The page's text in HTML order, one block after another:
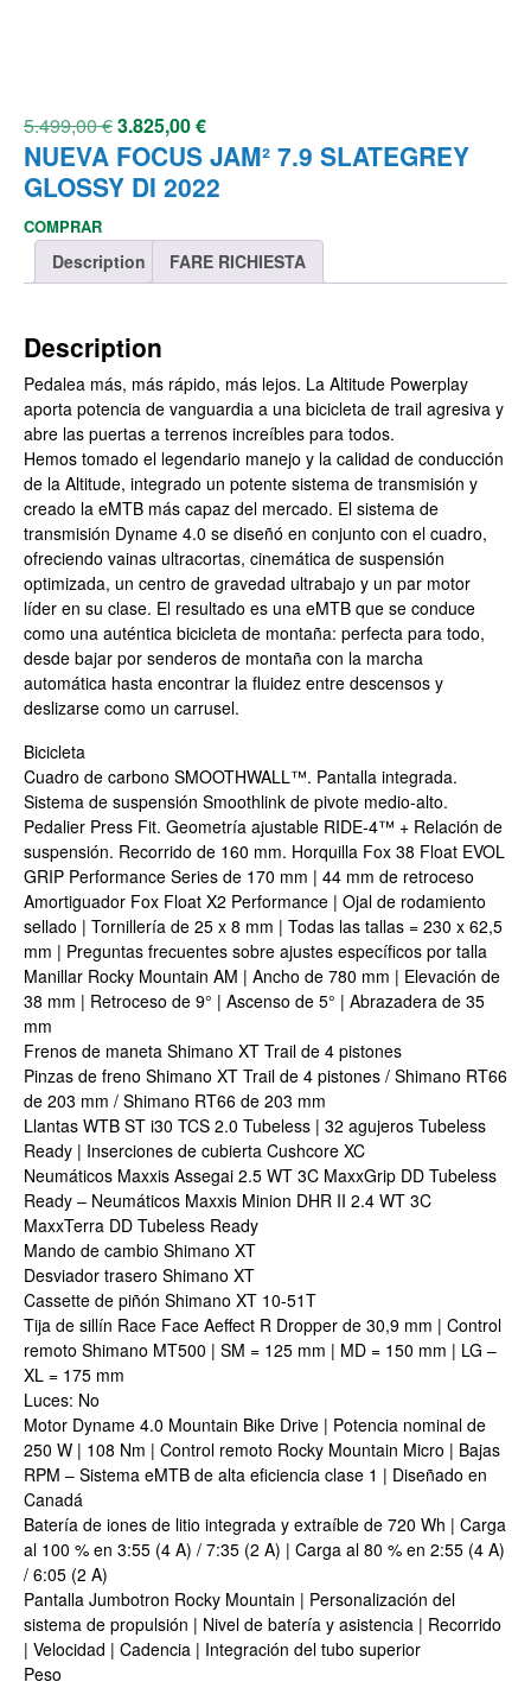
5.499,00€3.825,00€
NUEVA FOCUS JAM² 7.9 SLATEGREY
GLOSSY DI 2022
COMPRAR
Description FARE RICHIESTA
Description
Pedalea más, más rápido, más lejos. La Altitude Powerplay
aporta potencia de vanguardia a una bicicleta de trail agresiva y
abre las puertas a terrenos increíbles para todos.
Hemos tomado el legendario manejo y la calidad de conducción
de la Altitude, integrado un potente sistema de transmisión y
creado la eMTB más capaz del mercado. El sistema de
transmisión Dyname 4.0 se diseñó en conjunto con el cuadro,
ofreciendo vainas ultracortas, cinemática de suspensión
optimizada, un centro de gravedad ultrabajo y un par motor
líder en su clase. El resultado es una eMTB que se conduce
como una auténtica bicicleta de montaña: perfecta para todo,
desde bajar por senderos de montaña con la marcha
automática hasta encontrar la fluidez entre descensos y
deslizarse como un carrusel.
Bicicleta
Cuadro de carbono SMOOTHWALL™. Pantalla integrada.
Sistema de suspensión Smoothlink de pivote medio-alto.
Pedalier Press Fit. Geometría ajustable RIDE-4™ + Relación de
suspensión. Recorrido de 160 mm. Horquilla Fox 38 Float EVOL
GRIP Performance Series de 170 mm | 44 mm de retroceso
Amortiguador Fox Float X2 Performance | Ojal de rodamiento
sellado | Tornillería de 25 x 8 mm | Todas las tallas = 230 x 62,5
mm | Preguntas frecuentes sobre ajustes específicos por talla
Manillar Rocky Mountain AM | Ancho de 780 mm | Elevación de
38 mm | Retroceso de 9° | Ascenso de 5° | Abrazadera de 35
mm
Frenos de maneta Shimano XT Trail de 4 pistones
Pinzas de freno Shimano XT Trail de 4 pistones / Shimano RT66
de 203 mm / Shimano RT66 de 203 mm
Llantas WTB ST i30 TCS 2.0 Tubeless | 32 agujeros Tubeless
Ready | Inserciones de cubierta Cushcore XC
Neumáticos Maxxis Assegai 2.5 WT 3C MaxxGrip DD Tubeless
Ready – Neumáticos Maxxis Minion DHR II 2.4 WT 3C
MaxxTerra DD Tubeless Ready
Mando de cambio Shimano XT
Desviador trasero Shimano XT
Cassette de piñón Shimano XT 10-51T
Tija de sillín Race Face Aeffect R Dropper de 30,9 mm | Control
remoto Shimano MT500 | SM = 125 mm | MD = 150 mm | LG –
XL = 175 mm
Luces: No
Motor Dyname 4.0 Mountain Bike Drive | Potencia nominal de
250 W | 108 Nm | Control remoto Rocky Mountain Micro | Bajas
RPM – Sistema eMTB de alta eficiencia clase 1 | Diseñado en
Canadá
Batería de iones de litio integrada y extraíble de 720 Wh | Carga
al 100 % en 3:55 (4 A) / 7:35 (2 A) | Carga al 80 % en 2:55 (4 A)
/ 6:05 (2 A)
Pantalla Jumbotron Rocky Mountain | Personalización del
sistema de propulsión | Nivel de batería y asistencia | Recorrido
| Velocidad | Cadencia | Integración del tubo superior
Peso